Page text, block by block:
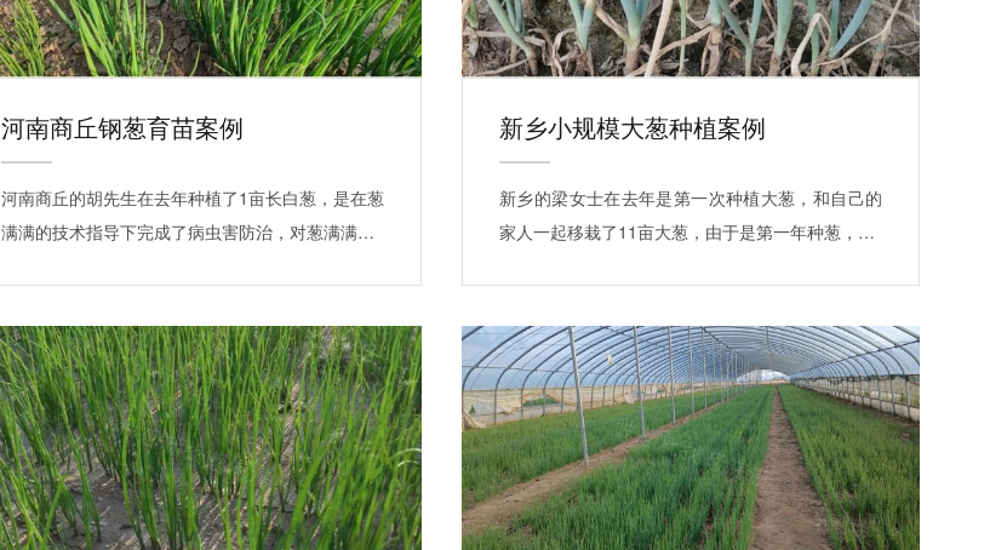
河南商丘钢葱育苗案例
河南商丘的胡先生在去年种植了1亩长白葱，是在葱
满满的技术指导下完成了病虫害防治，对葱满满…
新乡小规模大葱种植案例
新乡的梁女士在去年是第一次种植大葱，和自己的
家人一起移栽了11亩大葱，由于是第一年种葱，…